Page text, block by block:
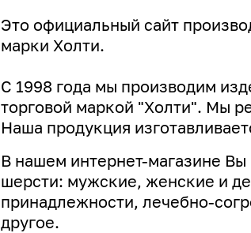
Это официальный сайт
марки Холти.
С 1998 года мы производим
торговой маркой "Холти". Мы
Наша продукция
В нашем интернет-магазине
шерсти: мужские, женские и
принадлежности, лечебно-
другое.